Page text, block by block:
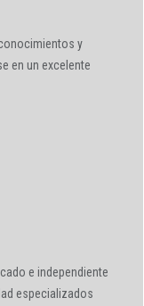
y
en un excelente
e independiente
especializados